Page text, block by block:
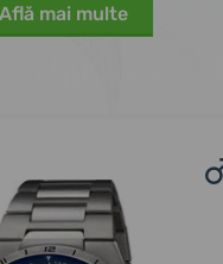
Află mai multe